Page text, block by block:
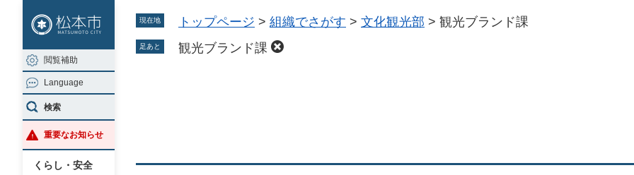
ジ
の
先
頭
で
す
ュ
ー
を
飛
ば
し
閲覧補助
Language
検索
重要なお知らせ
くらし・安全
現在地 トップページ > 組織でさがす > 文化観光部 > 観光ブランド課
足あと 観光ブランド課